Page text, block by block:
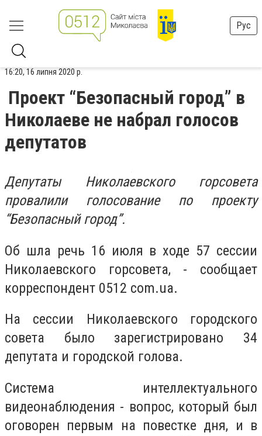
Рус
16:20, 16 липня 2020 р.
Проект “Безопасный город” в
Николаеве не набрал голосов
депутатов
Депутаты Николаевского горсовета
провалили голосование по проекту
“Безопасный город”.
Об шла речь 16 июля в ходе 57 сессии
Николаевского горсовета, - сообщает
корреспондент 0512 com.ua.
На сессии Николаевского городского
совета было зарегистрировано 34
депутата и городской голова.
Система интеллектуального
видеонаблюдения - вопрос, который был
оговорен первым на повестке дня, и в